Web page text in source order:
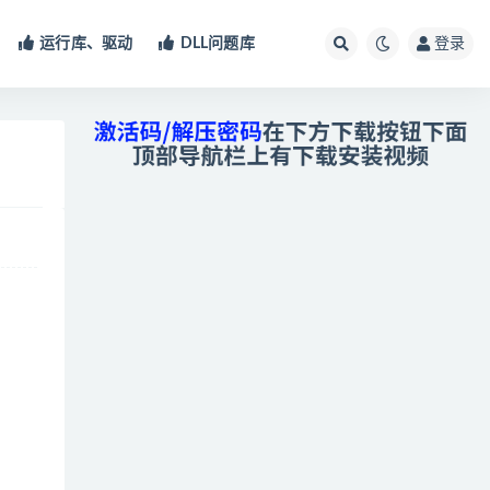
运行库、驱动 DLL问题库 登录